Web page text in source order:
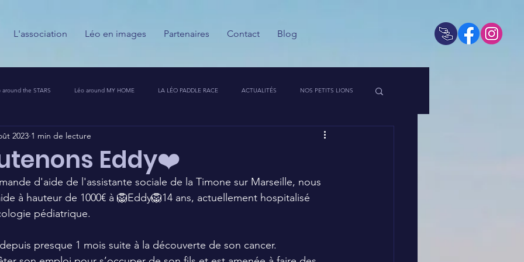
L'association Léo en images Partenaires Contact Blog
around the STARS Léo around MY HOME LA LÉO PADDLE RACE ACTUALITÉS NOS PETITS LIONS
CALENDRIER DES GUERRIERS DU PALAIS
CHALLENGE 🦁🚀
Eddy❤️
2023 1 min de lecture
d'aide de l'assistante sociale de la Timone sur Marseille, nous
à hauteur de 1000€ à 🦁Eddy🦁14 ans, actuellement hospitalisé
pédiatrique.
presque 1 mois suite à la découverte de son cancer.